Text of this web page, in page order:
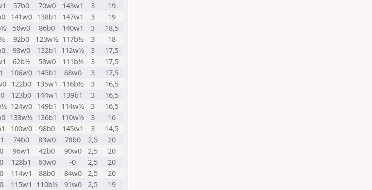
57b0 70w0 143w1 3
19
141w0 138b1 147w1 3
19
50w0 86b0 140w1 3
18,5
92b0 123w½ 117b½ 3
18
93w0 132b1 112w½ 3
17,5
62b½ 58w0 111b½ 3
17,5
106w0 145b1 68w0 3
17,5
122b0 135w1 116b½ 3
16,5
123b0 144w1 139b1 3
16,5
124w0 149b1 114w½ 3
16,5
133w½ 136b1 110w½ 3
16
100w0 98b0 145w1 3
14,5
74b0 83w0 78b0 2,5
20
96w1 42b0 90w0 2,5
20
128b1 60w0 -0 2,5
20
114w1 88b0 84w0 2,5
20
115w1 110b½ 91w0 2,5
19